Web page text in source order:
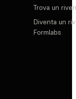
Trova un
Diventa un
Formlabs